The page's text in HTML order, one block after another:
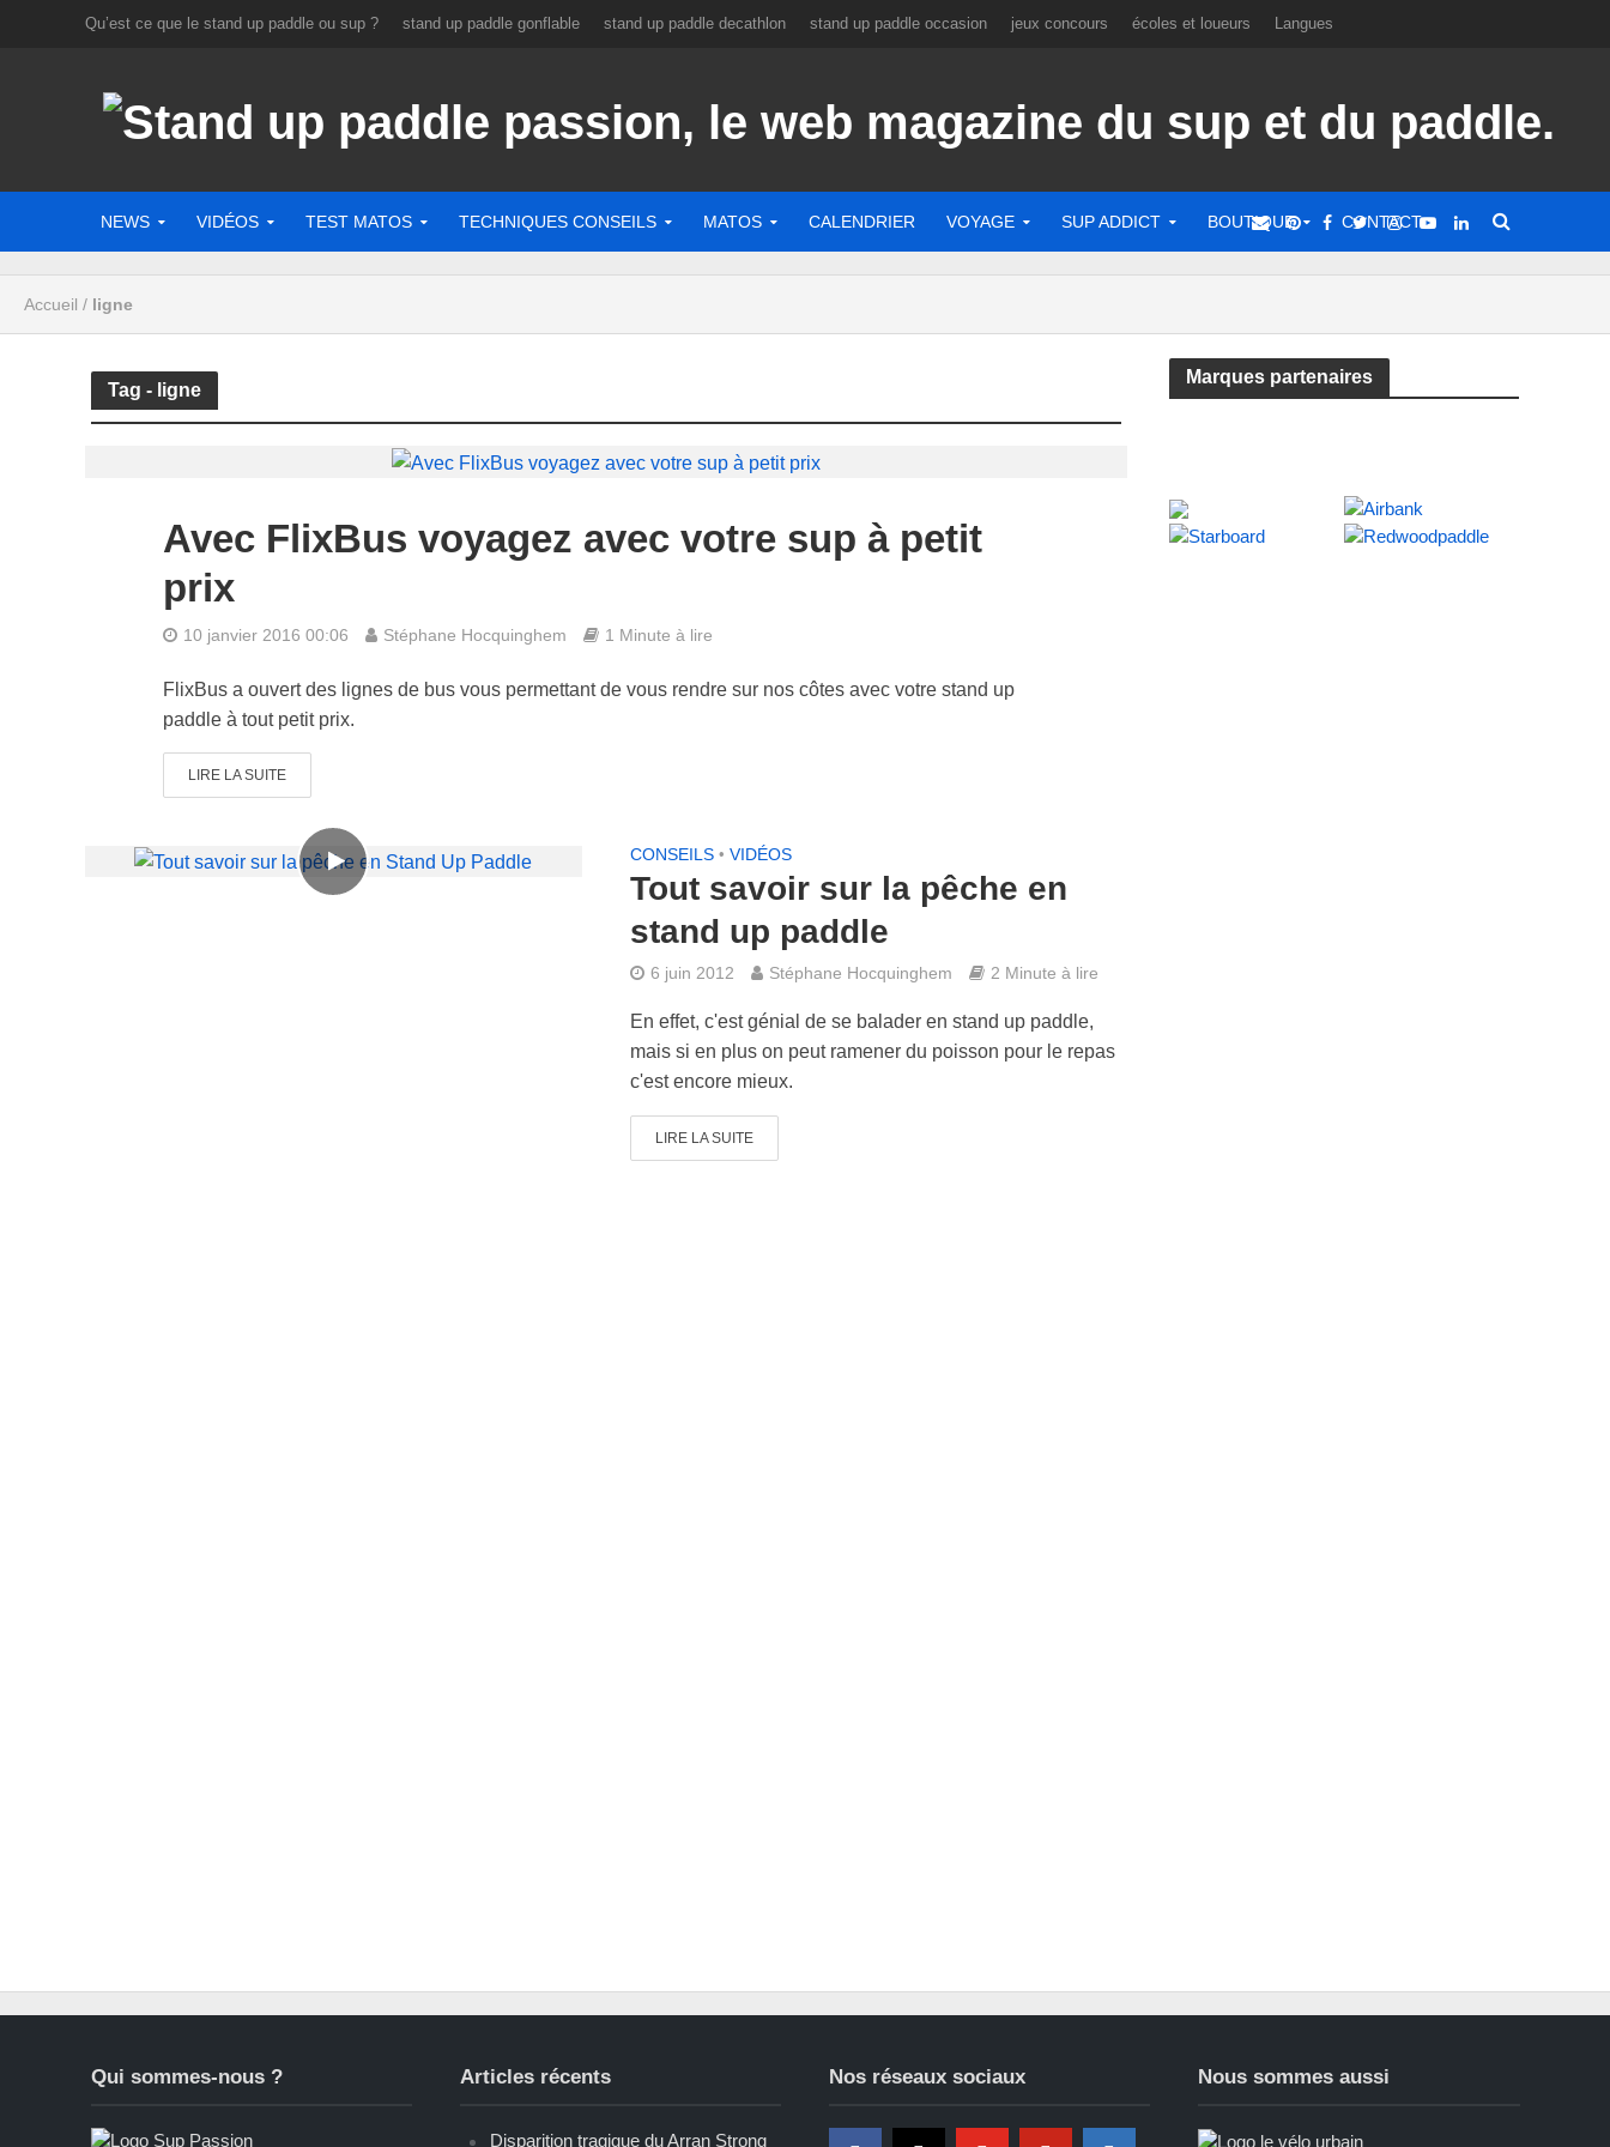
Qu’est ce que le stand up paddle ou sup ? stand up paddle gonflable stand up paddle decathlon stand up paddle occasion jeux concours écoles et loueurs Langues
NEWS VIDÉOS TEST MATOS TECHNIQUES CONSEILS MATOS CALENDRIER VOYAGE SUP ADDICT BOUTIQUE CONTACT
Accueil / ligne
Tag - ligne
Avec FlixBus voyagez avec votre sup à petit
prix
10 janvier 2016 00:06 Stéphane Hocquinghem 1 Minute à lire
FlixBus a ouvert des lignes de bus vous permettant de vous rendre sur nos côtes avec votre stand up
paddle à tout petit prix.
LIRE LA SUITE
CONSEILS • VIDÉOS
Tout savoir sur la pêche en
stand up paddle
6 juin 2012 Stéphane Hocquinghem 2 Minute à lire
En effet, c'est génial de se balader en stand up paddle,
mais si en plus on peut ramener du poisson pour le repas
c'est encore mieux.
LIRE LA SUITE
Marques partenaires
Qui sommes-nous ? Articles récents
Disparition tragique du Arran Strong
Nos réseaux sociaux Nous sommes aussi